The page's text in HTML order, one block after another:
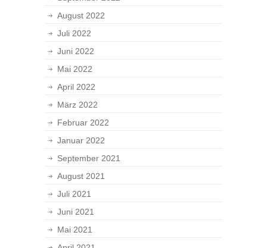
August 2022
Juli 2022
Juni 2022
Mai 2022
April 2022
März 2022
Februar 2022
Januar 2022
September 2021
August 2021
Juli 2021
Juni 2021
Mai 2021